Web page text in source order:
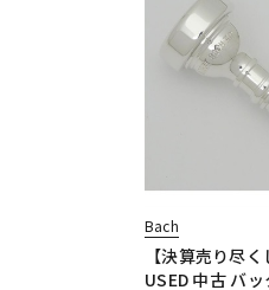
Bach
【決算売り尽く
USED 中古 バ